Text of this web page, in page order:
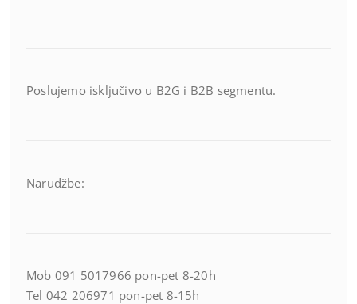
Poslujemo isključivo u B2G i B2B segmentu.
Narudžbe:
Mob 091 5017966 pon-pet 8-20h
Tel 042 206971 pon-pet 8-15h